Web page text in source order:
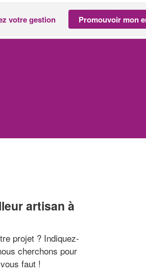
votre gestion Promouvoir mon
artisan à
projet ? Indiquez-
cherchons pour
faut !